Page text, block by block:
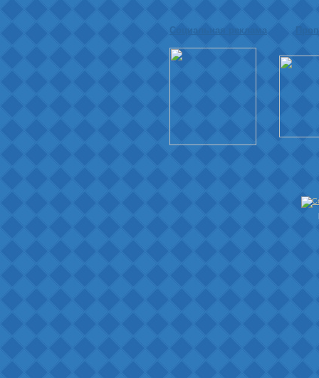
Социальная реклама